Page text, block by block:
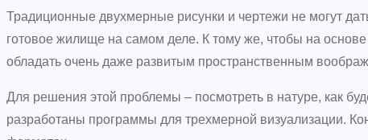
Традиционные двухмерные рисунки и чертежи не могут
готовое жилище на самом деле. К тому же, чтобы на
обладать очень даже развитым пространственным
Для решения этой проблемы – посмотреть в натуре, как
разработаны программы для трехмерной визуализации.